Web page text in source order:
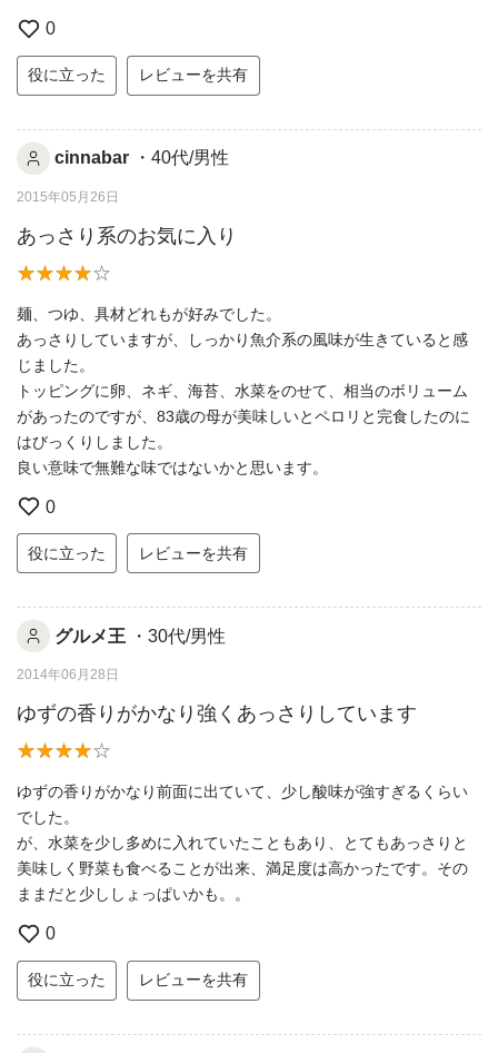
0
役に立った レビューを共有
cinnabar ・40代/男性
2015年05月26日
あっさり系のお気に入り
麺、つゆ、具材どれもが好みでした。
あっさりしていますが、しっかり魚介系の風味が生きていると感
じました。
トッピングに卵、ネギ、海苔、水菜をのせて、相当のボリューム
があったのですが、83歳の母が美味しいとペロリと完食したのに
はびっくりしました。
良い意味で無難な味ではないかと思います。
0
役に立った レビューを共有
グルメ王 ・30代/男性
2014年06月28日
ゆずの香りがかなり強くあっさりしています
ゆずの香りがかなり前面に出ていて、少し酸味が強すぎるくらい
でした。
が、水菜を少し多めに入れていたこともあり、とてもあっさりと
美味しく野菜も食べることが出来、満足度は高かったです。その
ままだと少ししょっぱいかも。。
0
役に立った レビューを共有